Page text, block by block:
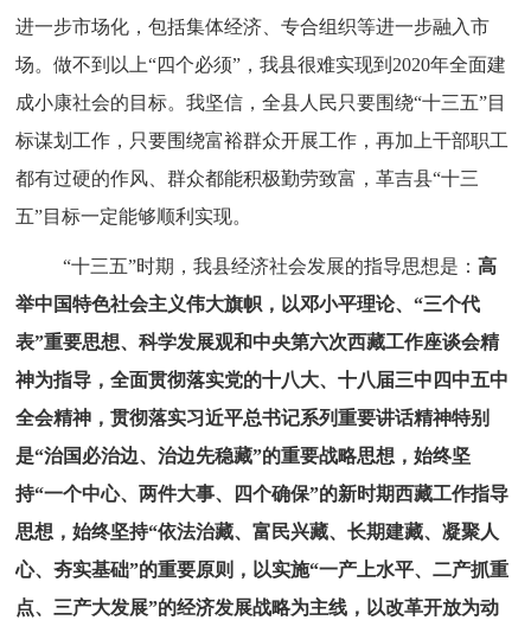
进一步市场化，包括集体经济、专合组织等进一步融入市
场。做不到以上“四个必须”，我县很难实现到2020年全面建
成小康社会的目标。我坚信，全县人民只要围绕“十三五”目
标谋划工作，只要围绕富裕群众开展工作，再加上干部职工
都有过硬的作风、群众都能积极勤劳致富，革吉县“十三
五”目标一定能够顺利实现。
“十三五”时期，我县经济社会发展的指导思想是：高
举中国特色社会主义伟大旗帜，以邓小平理论、“三个代
表”重要思想、科学发展观和中央第六次西藏工作座谈会精
神为指导，全面贯彻落实党的十八大、十八届三中四中五中
全会精神，贯彻落实习近平总书记系列重要讲话精神特别
是“治国必治边、治边先稳藏”的重要战略思想，始终坚
持“一个中心、两件大事、四个确保”的新时期西藏工作指导
思想，始终坚持“依法治藏、富民兴藏、长期建藏、凝聚人
心、夯实基础”的重要原则，以实施“一产上水平、二产抓重
点、三产大发展”的经济发展战略为主线，以改革开放为动